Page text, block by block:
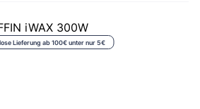
Lieferung ab 100€ unter nur 5€